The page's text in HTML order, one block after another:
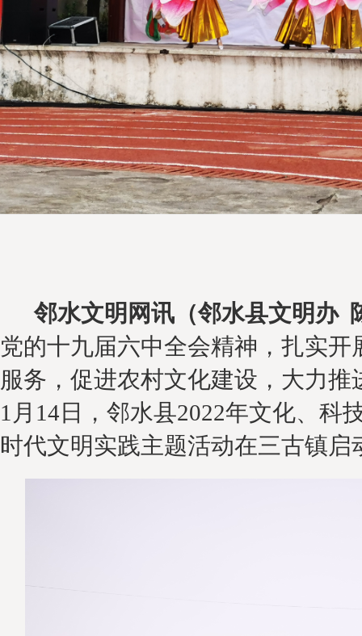
邻水文明网讯（邻水县文明办
党的十九届六中全会精神，扎实开
服务，促进农村文化建设，大力
1月14日，邻水县2022年文化、科
时代文明实践主题活动在三古镇启